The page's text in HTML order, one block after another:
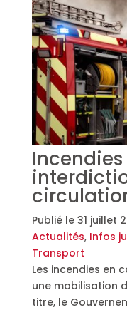
Incendies
Publié le 31 juillet
Actualités, Infos
Transport
Les incendies en
une mobilisation
titre, le